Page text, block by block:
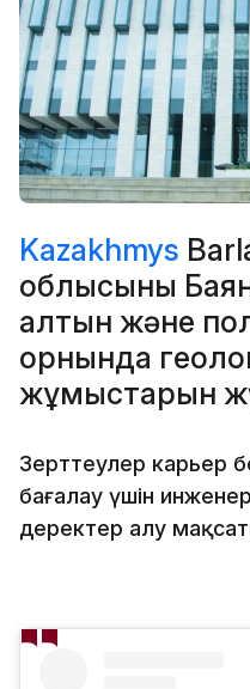
Kazakhmys
облысының
алтын және
орнында
жұмыстарын
Зерттеулер карьер
бағалау үшін
деректер алу